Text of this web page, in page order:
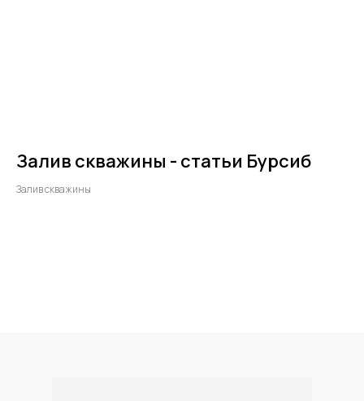
Залив скважины - статьи Бурсиб
Залив скважины